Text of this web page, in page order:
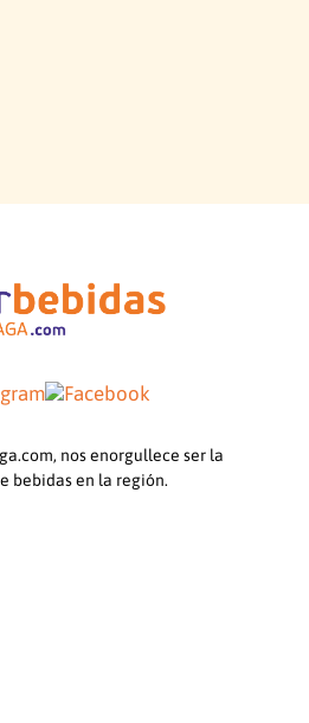
nos enorgullece ser la
bebidas en la región.